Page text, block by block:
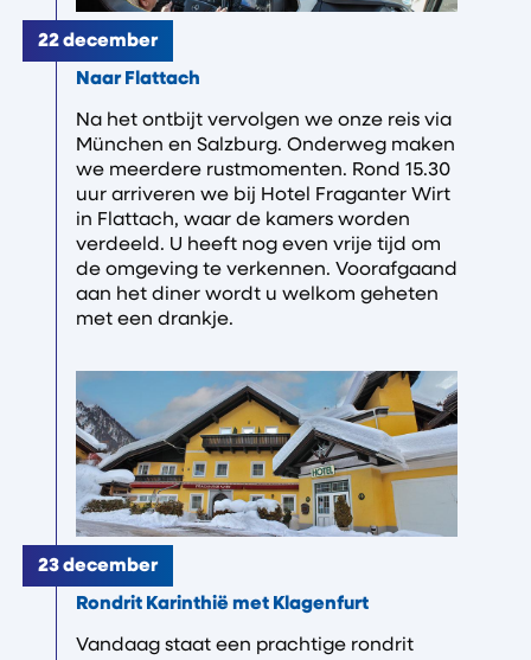
22 december
Naar Flattach
Na het ontbijt vervolgen we onze reis via
München en Salzburg. Onderweg maken
we meerdere rustmomenten. Rond 15.30
uur arriveren we bij Hotel Fraganter Wirt
in Flattach, waar de kamers worden
verdeeld. U heeft nog even vrije tijd om
de omgeving te verkennen. Voorafgaand
aan het diner wordt u welkom geheten
met een drankje.
23 december
Rondrit Karinthië met Klagenfurt
Vandaag staat een prachtige rondrit